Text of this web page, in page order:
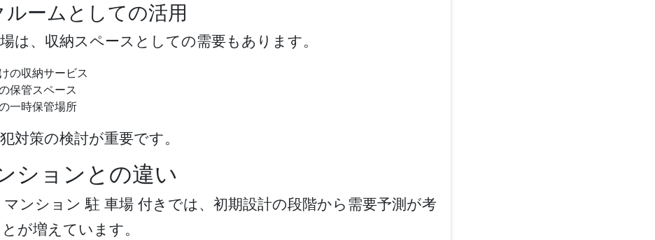
ルームとしての活用
は、収納スペースとしての需要もあります。
の収納サービス
保管スペース
一時保管場所
対策の検討が重要です。
ションとの違い
マンション 駐 車場 付き では、初期設計の段階から需要予測が考
が増えています。